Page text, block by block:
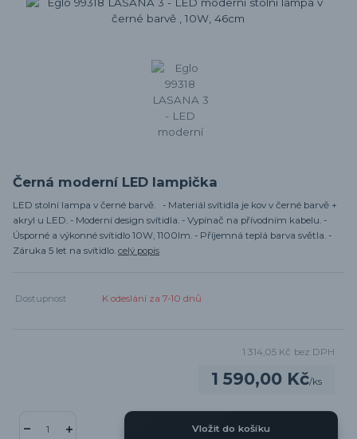
Černá moderní LED lampička
LED stolní lampa v černé barvě. - Materiál svítidla je kov v černé barvě +
akryl u LED. - Moderní design svítidla. - Vypínač na přívodním kabelu. -
Úsporné a výkonné svítidlo 10W, 1100lm. - Příjemná teplá barva světla. -
Záruka 5 let na svítidlo. celý popis
Dostupnost K odeslání za 7-10 dnů
1 590,00 Kč/ks
1 314,05 Kč bez DPH
Vložit do košíku